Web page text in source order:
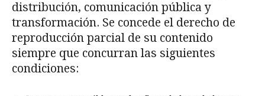
distribución, comunicación pública y
transformación. Se concede el derecho de
reproducción parcial de su contenido
siempre que concurran las siguientes
condiciones: